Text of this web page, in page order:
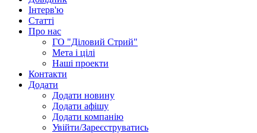
Інтерв'ю
Статті
Про нас
ГО "Діловий Стрий"
Мета і цілі
Наші проекти
Контакти
Додати
Додати новину
Додати афішу
Додати компанію
Увійти/Зареєструватись